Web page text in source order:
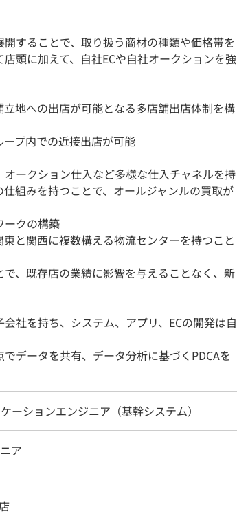
することで、取り扱う商材の種類や価格帯を
頭に加えて、自社ECや自社オークションを強
地への出店が可能となる多店舗出店体制を構
プ内での近接出店が可能
ークション仕入など多様な仕入チャネルを持
組みを持つことで、オールジャンルの買取が
クの構築
と関西に複数構える物流センターを持つこと
、既存店の業績に影響を与えることなく、新
社を持ち、システム、アプリ、ECの開発は自
データを共有、データ分析に基づくPDCAを
ーションエンジニア（基幹システム）
ア